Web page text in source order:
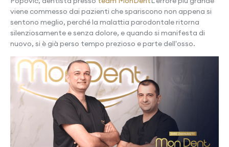
viene commesso dai pazienti che spariscono non appena si
sentono meglio, perché la malattia parodontale ritorna
silenziosamente e senza dolore, e quando si manifesta di
nuovo, si è già perso tempo prezioso e parte dell'osso.